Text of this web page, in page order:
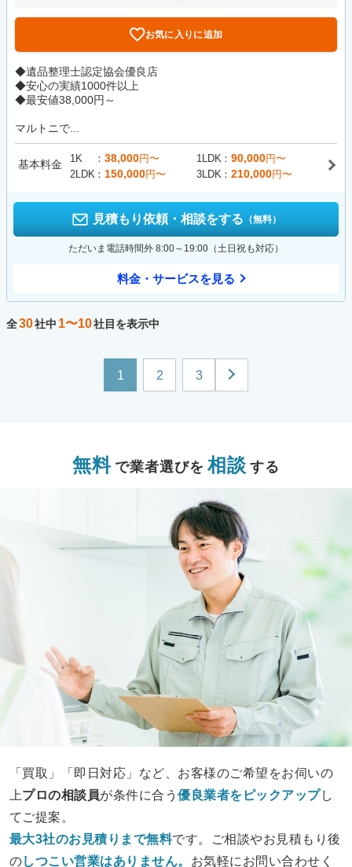
お気に入りに追加
◆遺品整理士認定協会優良店
◆安心の実績1000件以上
◆最安値38,000円～
マルトニで...
基本料金 1K 38,000円〜 1LDK 90,000円〜
2LDK
150,000円〜 3LDK 210,000円〜
見積もり依頼・相談をする （無料）
ただいま電話時間外 8:00～19:00（土日祝も対応）
料金・サービスを見る
全30社中 1〜10社目を表示中
1 2 3
無料 で業者選びを 相談 する
「買取」「即日対応」など、お客様のご希望をお伺いの
上プロの相談員が条件に合う優良業者をピックアップし
てご提案。
最大3社のお見積りまで無料です。ご相談やお見積もり後
のしつこい営業はありません。 お気軽にお問い合わせく